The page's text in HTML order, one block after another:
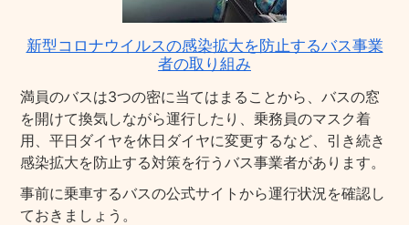
新型コロナウイルスの感染拡大を防止するバス事業
者の取り組み
満員のバスは3つの密に当てはまることから、バスの窓
を開けて換気しながら運行したり、乗務員のマスク着
用、平日ダイヤを休日ダイヤに変更するなど、引き続き
感染拡大を防止する対策を行うバス事業者があります。
事前に乗車するバスの公式サイトから運行状況を確認し
ておきましょう。